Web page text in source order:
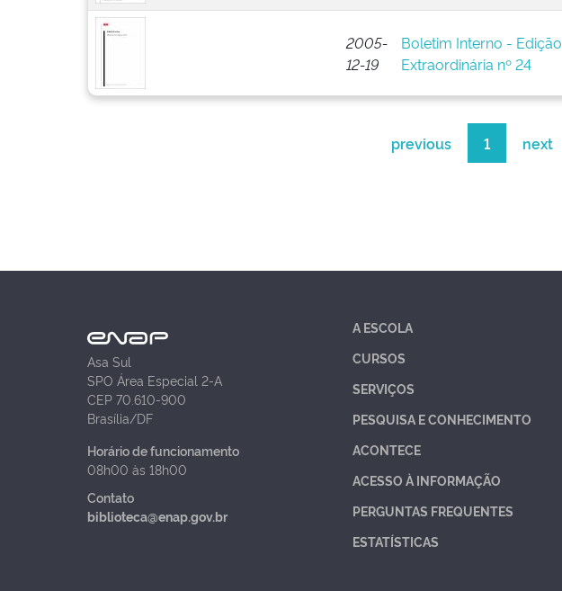
2005-
12-19
Boletim Interno - Edição
Extraordinária nº 24
previous 1 next
Asa Sul
SPO Área Especial 2-A
CEP 70.610-900
Brasília/DF
Horário de funcionamento
08h00 às 18h00
Contato
biblioteca@enap.gov.br
A ESCOLA
CURSOS
SERVIÇOS
PESQUISA E CONHECIMENTO
ACONTECE
ACESSO À INFORMAÇÃO
PERGUNTAS FREQUENTES
ESTATÍSTICAS